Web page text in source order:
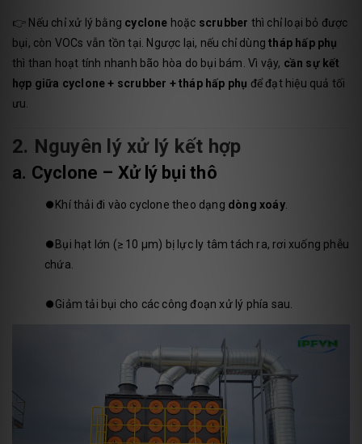
👉 Nếu chỉ xử lý bằng cyclone hoặc scrubber thì chỉ loại bỏ được
bụi, còn VOCs vẫn tồn tại. Ngược lại, nếu chỉ dùngtháp hấp phụ
thì than hoạt tính nhanh bão hòa do bụi bám. Vì vậy, cần sự kết
hợp giữa cyclone + scrubber + tháp hấp phụ để đạt hiệu quả tối
ưu.
2. Nguyên lý xử lý kết hợp
a. Cyclone – Xử lý bụi thô
⏺️ Khí thải đi vào cyclone theo dạng dòng xoáy.
⏺️ Bụi hạt lớn (≥ 10 µm) bị lực ly tâm tách ra, rơi xuống phễu
chứa.
⏺️Giảm tải bụi cho các công đoạn xử lý phía sau.